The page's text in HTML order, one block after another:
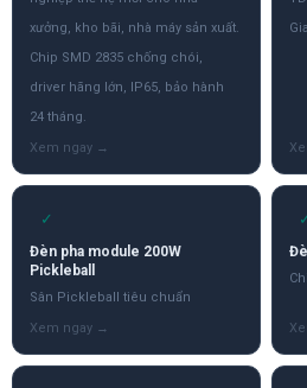
xưởng, kho bãi, nhà máy sản xuất.
Chip SMD 2835 chống chói,
driver hãng lớn, IP65, bảo hành
24 tháng.
✓
Đèn pha module 200W
Pickleball
Sân Pickleball tiêu chuẩn